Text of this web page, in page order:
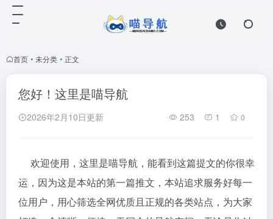
首页 • 未分类 • 正文
您好！这里是喵导航
2026年2月10日更新 253 1 0
欢迎使用，这里是喵导航，能看到这篇提文的你很幸
运，因为这是本站的第一篇推文，本站追求服务好每一
位用户，用心筛选全网优质且正规的各类站点，为大家